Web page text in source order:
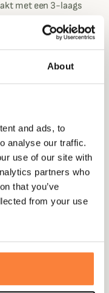
About
and ads, to
analyse our traffic.
use of our site with
partners who
that you’ve
from your use
met een 3-laags
(770g) en
op je post te
te maken, heeft de
onderarmen
aanpassen aan je
en de capuchon
zit als je je hoofd
zakken. Ten eerste
je handen warm te
heeft de jas